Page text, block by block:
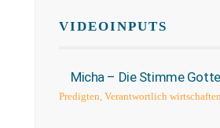
VIDEOINPUTS
Micha – Die Stimme
Predigten, Verantwortlich wirtschaften